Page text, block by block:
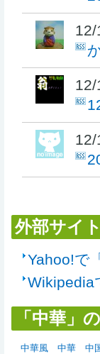
12/
12/
12/
外部サイ
Yahoo!で
Wikipedia
「中華」
中華風 中華 中